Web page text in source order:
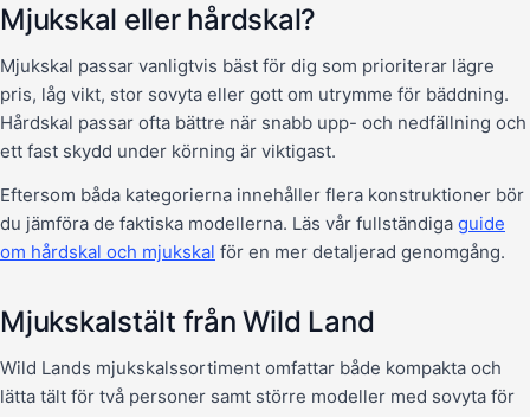
Mjukskal eller hårdskal?
Mjukskal passar vanligtvis bäst för dig som prioriterar lägre
pris, låg vikt, stor sovyta eller gott om utrymme för bäddning.
Hårdskal passar ofta bättre när snabb upp- och nedfällning och
ett fast skydd under körning är viktigast.
Eftersom båda kategorierna innehåller flera konstruktioner bör
du jämföra de faktiska modellerna. Läs vår fullständiga guide
om hårdskal och mjukskal för en mer detaljerad genomgång.
Mjukskalstält från Wild Land
Wild Lands mjukskalssortiment omfattar både kompakta och
lätta tält för två personer samt större modeller med sovyta för